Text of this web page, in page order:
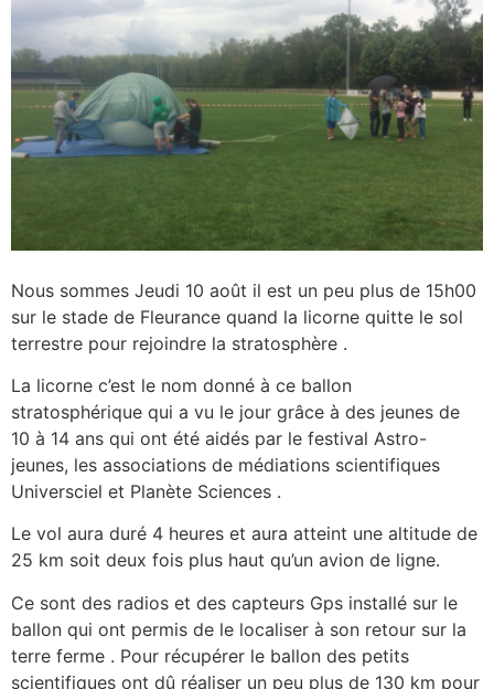
Nous sommes Jeudi 10 août il est un peu plus de 15h00
sur le stade de Fleurance quand la licorne quitte le sol
terrestre pour rejoindre la stratosphère .
La licorne c’est le nom donné à ce ballon
stratosphérique qui a vu le jour grâce à des jeunes de
10 à 14 ans qui ont été aidés par le festival Astro-
jeunes, les associations de médiations scientifiques
Universciel et Planète Sciences .
Le vol aura duré 4 heures et aura atteint une altitude de
25 km soit deux fois plus haut qu’un avion de ligne.
Ce sont des radios et des capteurs Gps installé sur le
ballon qui ont permis de le localiser à son retour sur la
terre ferme . Pour récupérer le ballon des petits
scientifiques ont dû réaliser un peu plus de 130 km pour